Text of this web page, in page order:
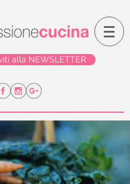
alla NEWSLETTER